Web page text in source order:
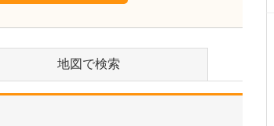
地図で検索
東京都中野区
中野富士見町耳鼻咽喉科
冨岡 亮太院長